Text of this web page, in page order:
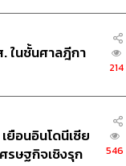
ในชั้นศาลฎีกา
214
ยือนอินโดนีเซีย
รษฐกิจเชิงรุก
546